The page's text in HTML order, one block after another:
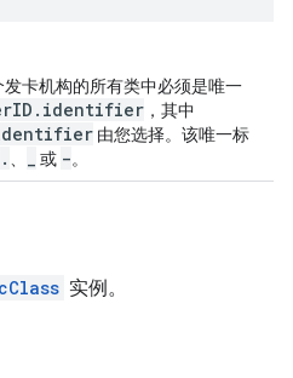
卡机构的所有类中必须是唯一
，其中
由您选择。该唯一标
. 或 -。
实例。